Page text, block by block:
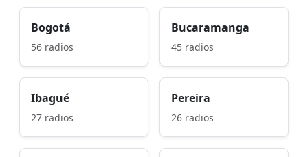
Bogotá
56 radios
Bucaramanga
45 radios
Ibagué
27 radios
Pereira
26 radios